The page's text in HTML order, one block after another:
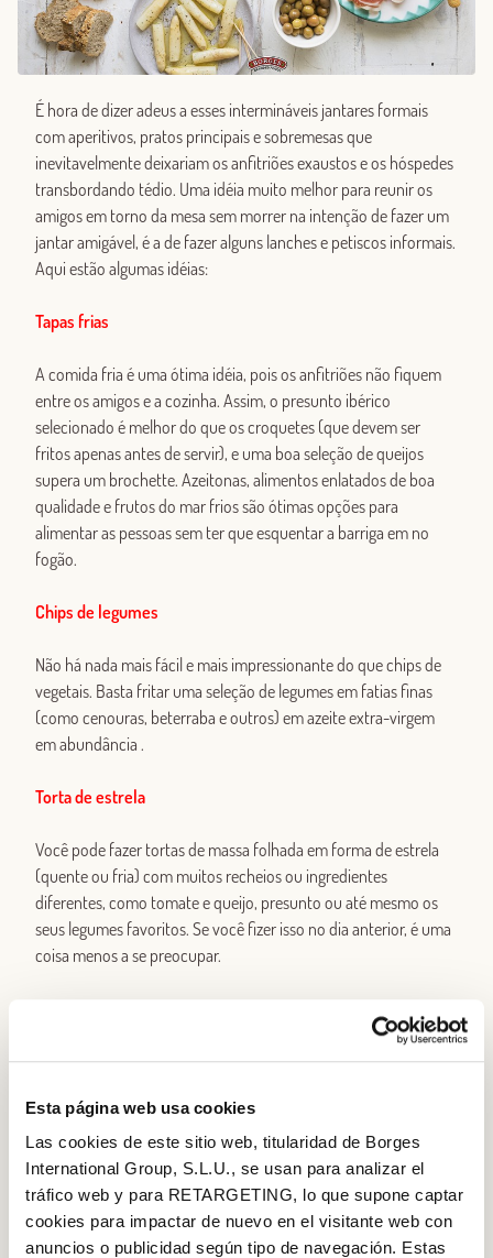
Esta página web usa cookies
Las cookies de este sitio web, titularidad de Borges
International Group, S.L.U., se usan para analizar el
tráfico web y para RETARGETING, lo que supone captar
cookies para impactar de nuevo en el visitante web con
anuncios o publicidad según tipo de navegación. Estas
É hora de dizer adeus a esses intermináveis ​​jantares formais
com aperitivos, pratos principais e sobremesas que
inevitavelmente deixariam os anfitriões exaustos e os hóspedes
transbordando tédio. Uma idéia muito melhor para reunir os
amigos em torno da mesa sem morrer na intenção de fazer um
jantar amigável, é a de fazer alguns lanches e petiscos informais.
Aqui estão algumas idéias:
Tapas frias
A comida fria é uma ótima idéia, pois os anfitriões não fiquem
entre os amigos e a cozinha. Assim, o presunto ibérico
selecionado é melhor do que os croquetes (que devem ser
fritos apenas antes de servir), e uma boa seleção de queijos
supera um brochette. Azeitonas, alimentos enlatados de boa
qualidade e frutos do mar frios são ótimas opções para
alimentar as pessoas sem ter que esquentar a barriga em no
fogão.
Chips de legumes
Não há nada mais fácil e mais impressionante do que chips de
vegetais. Basta fritar uma seleção de legumes em fatias finas
(como cenouras, beterraba e outros) em azeite extra-virgem
em abundância .
Torta de estrela
Você pode fazer tortas de massa folhada em forma de estrela
(quente ou fria) com muitos recheios ou ingredientes
diferentes, como tomate e queijo, presunto ou até mesmo os
seus legumes favoritos. Se você fizer isso no dia anterior, é uma
coisa menos a se preocupar.
Embora algumas pessoas prefirem servi-los no final das
servidos, muitas vezes é melhor deixá-los junto a todos os
outros pratos para que as pessoas possam comer quando
quiserem sem ter de esperar a sobremesa. Se você optar por
servir as bruschettas de sobremesa, adicione uma gota de
chocolate derretido no topo, é saboroso e tras um toque
elegante ao prato.